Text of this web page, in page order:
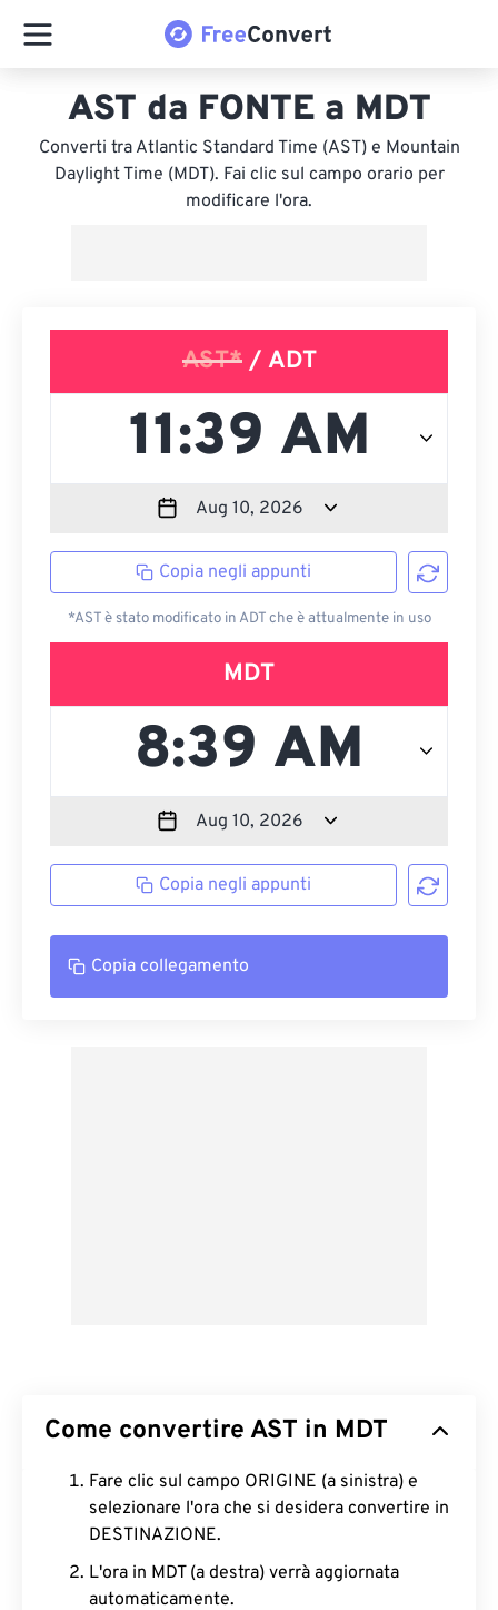
AST da FONTE a MDT
Converti tra Atlantic Standard Time (AST) e Mountain
Daylight Time (MDT). Fai clic sul campo orario per
modificare l'ora.
AST*/ ADT
Copia negli appunti
*AST è stato modificato in ADT che è attualmente in uso
MDT
Copia negli appunti
Copia collegamento
Come convertire AST in MDT
Fare clic sul campo ORIGINE (a sinistra) e
selezionare l'ora che si desidera convertire in
DESTINAZIONE.
L'ora in MDT (a destra) verrà aggiornata
automaticamente.